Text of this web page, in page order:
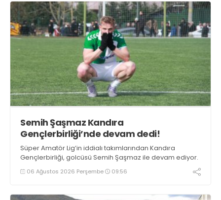
Semih Şaşmaz Kandıra
Gençlerbirliği’nde devam dedi!
Süper Amatör Lig’in iddialı takımlarından Kandıra
Gençlerbirliği, golcüsü Semih Şaşmaz ile devam ediyor.
06 Ağustos 2026 Perşembe 09:56